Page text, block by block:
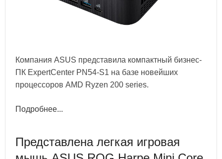
Компания ASUS представила компактный бизнес-
ПК ExpertCenter PN54-S1 на базе новейших
процессоров AMD Ryzen 200 series.
Подробнее...
Представлена легкая игровая